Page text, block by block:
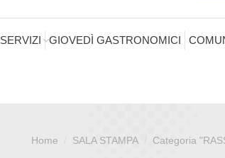
SERVIZI GIOVEDÌ GASTRONOMICI
Home SALA STAMPA Categoria